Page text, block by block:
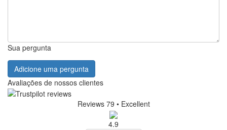
Sua pergunta
Adicione uma pergunta
Avaliações de nossos clientes
Reviews 79 • Excellent
4.9